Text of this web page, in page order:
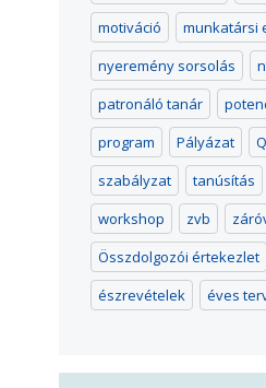
motiváció
munkatársi
nyeremény sorsolás
patronáló tanár
program
Pályázat
szabályzat
tanúsítás
workshop
zvb
Összdolgozói értekezlet
észrevételek
éves